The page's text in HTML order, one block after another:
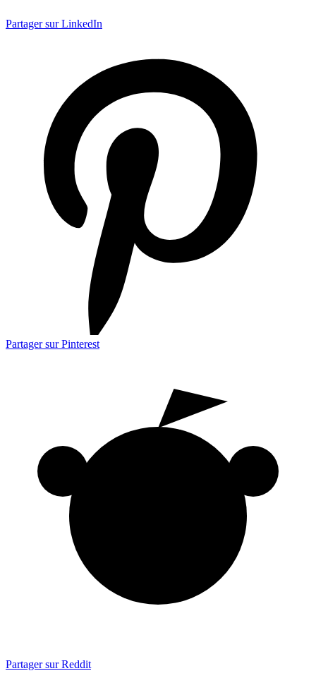
Partager sur LinkedIn
Partager sur Pinterest
Partager sur Reddit